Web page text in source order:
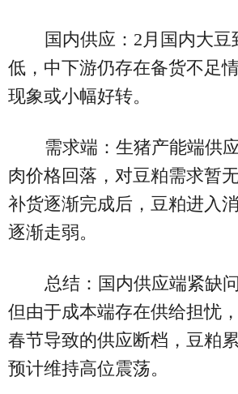
国内供应：2月国内大
低，中下游仍存在备货不足
现象或小幅好转。
需求端：生猪产能端供
肉价格回落，对豆粕需求暂
补货逐渐完成后，豆粕进入
逐渐走弱。
总结：国内供应端紧缺
但由于成本端存在供给担忧
春节导致的供应断档，豆粕
预计维持高位震荡。